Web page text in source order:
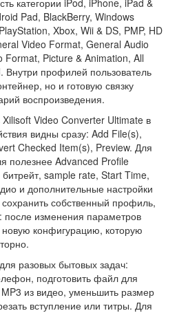
категории iPod, iPhone, iPad &
Pad, BlackBerry, Windows
Xbox, Wii & DS, PMP, HD
Video Format, General Audio
Format, Picture & Animation, All
Внутри профилей пользователь
но и готовую связку
воспроизведения.
Video Converter Ultimate в
видны сразу: Add File(s),
Checked Item(s), Preview. Для
полезнее Advanced Profile
sample rate, Start Time,
и дополнительные настройки
собственный профиль,
после изменения параметров
новую конфигурацию, которую
разовых бытовых задач:
подготовить файл для
из видео, уменьшить размер
вступление или титры. Для